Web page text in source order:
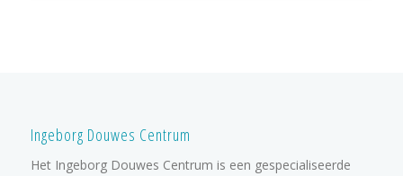
Ingeborg Douwes Centrum
Het Ingeborg Douwes Centrum is een gespecialiseerde